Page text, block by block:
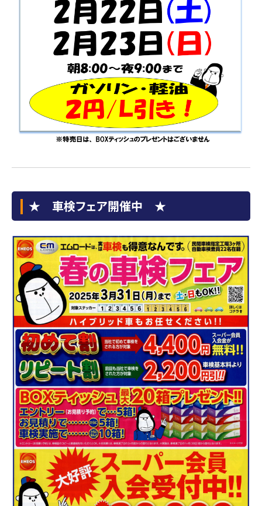
★ 車検フェア開催中 ★